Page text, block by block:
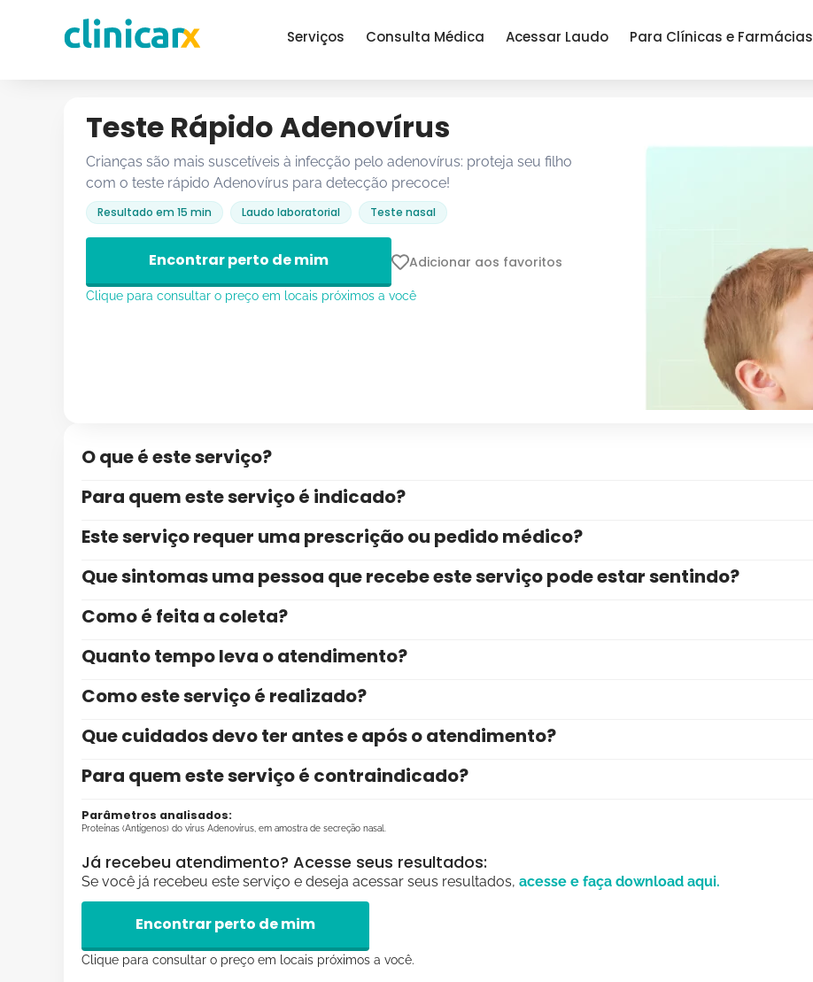
Serviços Consulta Médica Acessar Laudo Para Clínicas e Farmácias
Teste Rápido Adenovírus
Crianças são mais suscetíveis à infecção pelo adenovírus: proteja seu filho
com o teste rápido Adenovírus para detecção precoce!
Resultado em 15 min Laudo laboratorial Teste nasal
Encontrar perto de mim Adicionar aos favoritos
Clique para consultar o preço em locais próximos a você
O que é este serviço?
Para quem este serviço é indicado?
Este serviço requer uma prescrição ou pedido médico?
Que sintomas uma pessoa que recebe este serviço pode estar sentindo?
Como é feita a coleta?
Quanto tempo leva o atendimento?
Como este serviço é realizado?
Que cuidados devo ter antes e após o atendimento?
Para quem este serviço é contraindicado?
Parâmetros analisados:
Proteínas (Antígenos) do vírus Adenovírus, em amostra de secreção nasal.
Já recebeu atendimento? Acesse seus resultados:
Se você já recebeu este serviço e deseja acessar seus resultados, acesse e faça download aqui.
Encontrar perto de mim
Clique para consultar o preço em locais próximos a você.